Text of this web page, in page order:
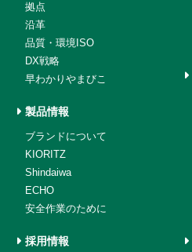
拠点
沿革
品質・環境ISO
DX戦略
早わかりやまびこ
製品情報
ブランドについて
KIORITZ
Shindaiwa
ECHO
安全作業のために
採用情報